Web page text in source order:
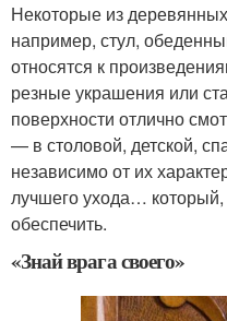
Некоторые из
например, стул,
относятся к
резные украшения или
поверхности отлично
— в столовой, детской,
независимо от их
лучшего ухода… который,
обеспечить.
«Знай врага своего»